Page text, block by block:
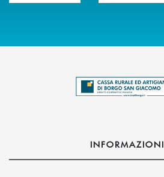
INFORMAZIONI